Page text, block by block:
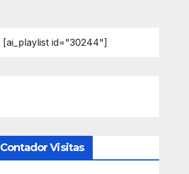
[ai_playlist id="30244"]
Contador Visitas